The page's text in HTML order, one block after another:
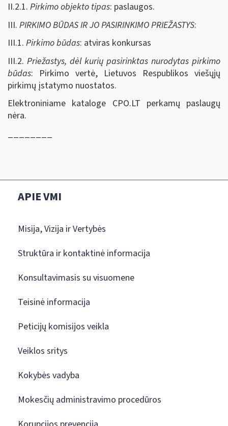
II.2.1. Pirkimo objekto tipas: paslaugos.
III. PIRKIMO BŪDAS IR JO PASIRINKIMO PRIEŽASTYS:
III.1. Pirkimo būdas: atviras konkursas
III.2. Priežastys, dėl kurių pasirinktas nurodytas pirkimo
būdas: Pirkimo vertė, Lietuvos Respublikos viešųjų
pirkimų įstatymo nuostatos.
Elektroniniame kataloge CPO.LT perkamų paslaugų
nėra.
APIE VMI
Misija, Vizija ir Vertybės
Struktūra ir kontaktinė informacija
Konsultavimasis su visuomene
Teisinė informacija
Peticijų komisijos veikla
Veiklos sritys
Kokybės vadyba
Mokesčių administravimo procedūros